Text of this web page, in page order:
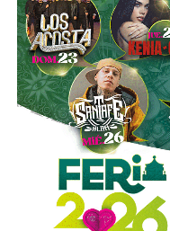
el procedimiento
obligaciones previstas
prestar el servicio de
También lee:Ya es
de transporte de la